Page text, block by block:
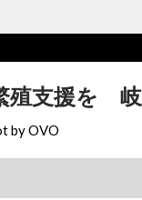
殖支援を
by OVO